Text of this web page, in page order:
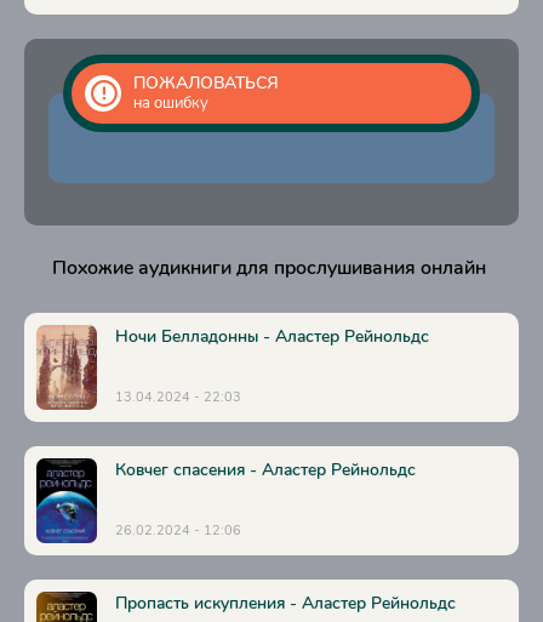
ПОЖАЛОВАТЬСЯ
на ошибку
Похожие аудикниги для прослушивания онлайн
Ночи Белладонны - Аластер Рейнольдс
13.04.2024 - 22:03
Ковчег спасения - Аластер Рейнольдс
26.02.2024 - 12:06
Пропасть искупления - Аластер Рейнольдс